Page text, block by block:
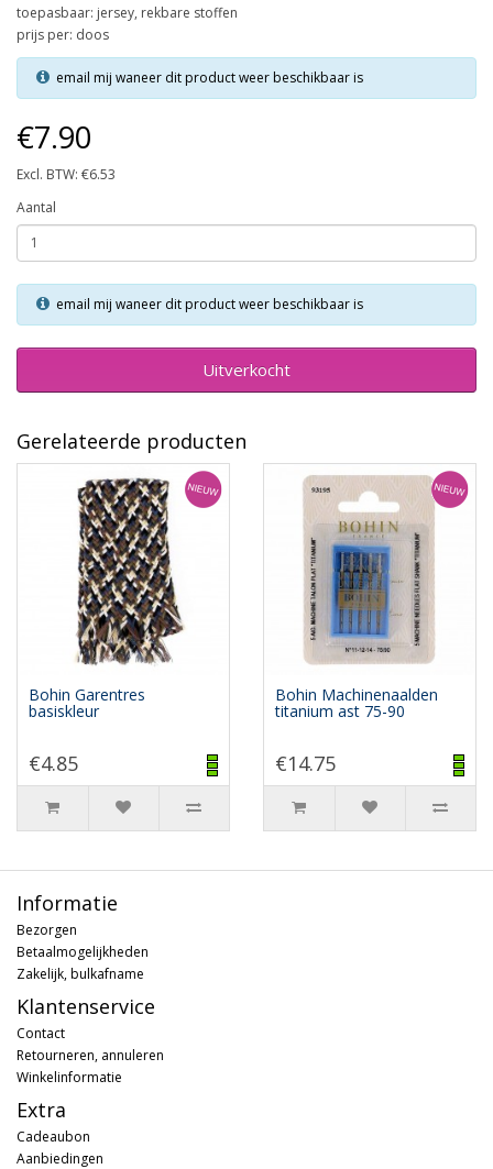
toepasbaar: jersey, rekbare stoffen
prijs per: doos
email mij waneer dit product weer beschikbaar is
€7.90
Excl. BTW: €6.53
Aantal
email mij waneer dit product weer beschikbaar is
Uitverkocht
Gerelateerde producten
Bohin Garentres
basiskleur
€4.85
Bohin Machinenaalden
titanium ast 75-90
€14.75
Informatie
Bezorgen
Betaalmogelijkheden
Zakelijk, bulkafname
Klantenservice
Contact
Retourneren, annuleren
Winkelinformatie
Extra
Cadeaubon
Aanbiedingen